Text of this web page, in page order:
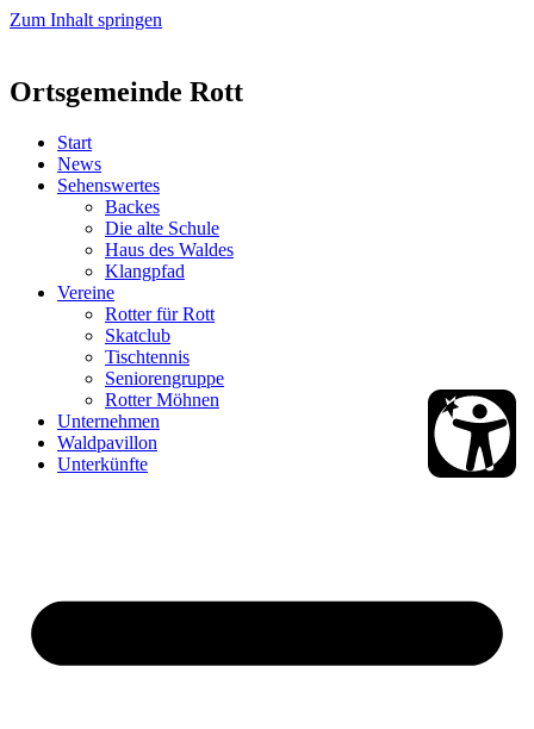
Zum Inhalt springen
Ortsgemeinde Rott
Start
News
Sehenswertes
Backes
Die alte Schule
Haus des Waldes
Klangpfad
Vereine
Rotter für Rott
Skatclub
Tischtennis
Seniorengruppe
Rotter Möhnen
Unternehmen
Waldpavillon
Unterkünfte